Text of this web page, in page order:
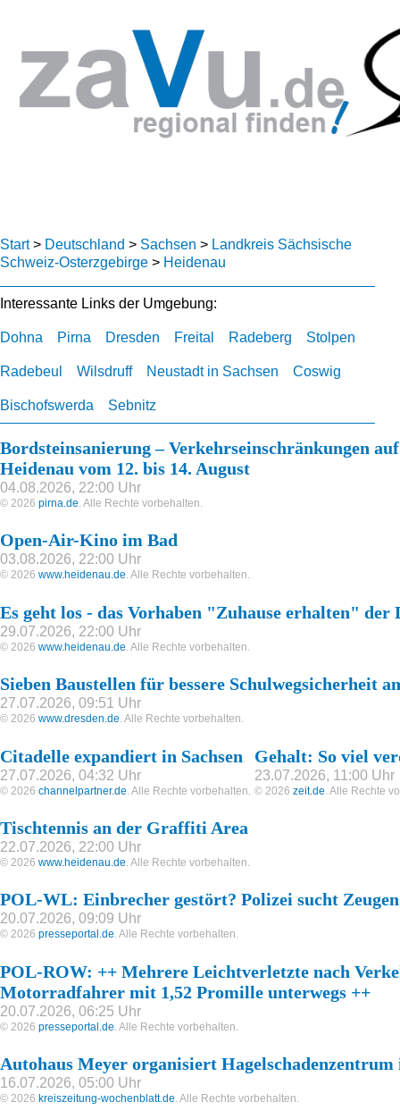
Start> Deutschland > Sachsen > Landkreis Sächsische
Schweiz-Osterzgebirge > Heidenau
Interessante Links der Umgebung:
Dohna Pirna Dresden Freital Radeberg Stolpen
Radebeul Wilsdruff Neustadt in Sachsen Coswig
Bischofswerda Sebnitz
Bordsteinsanierung – Verkehrseinschränkungen
Heidenau vom 12. bis 14. August
04.08.2026, 22:00 Uhr
© 2026 pirna.de. Alle Rechte vorbehalten.
Open-Air-Kino im Bad
03.08.2026, 22:00 Uhr
© 2026 www.heidenau.de. Alle Rechte vorbehalten.
Es geht los - das Vorhaben "Zuhause erhalten"
29.07.2026, 22:00 Uhr
© 2026 www.heidenau.de . Alle Rechte vorbehalten.
Sieben Baustellen für bessere Schulwegsicherheit
27.07.2026, 09:51 Uhr
© 2026 www.dresden.de. Alle Rechte vorbehalten.
Citadelle expandiert in Sachsen
27.07.2026, 04:32 Uhr
© 2026 channelpartner.de . Alle Rechte vorbehalten.
Gehalt: So viel
23.07.2026, 11:00 Uhr
© 2026 zeit.de . Alle Rechte
Tischtennis an der Graffiti Area
22.07.2026, 22:00 Uhr
© 2026 www.heidenau.de. Alle Rechte vorbehalten.
POL-WL: Einbrecher gestört? Polizei sucht
20.07.2026, 09:09 Uhr
© 2026 presseportal.de. Alle Rechte vorbehalten.
POL-ROW: ++ Mehrere Leichtverletzte nach
Motorradfahrer mit 1,52 Promille unterwegs ++
20.07.2026, 06:25 Uhr
© 2026 presseportal.de . Alle Rechte vorbehalten.
Autohaus Meyer organisiert
16.07.2026, 05:00 Uhr
© 2026 kreiszeitung-wochenblatt.de. Alle Rechte vorbehalten.